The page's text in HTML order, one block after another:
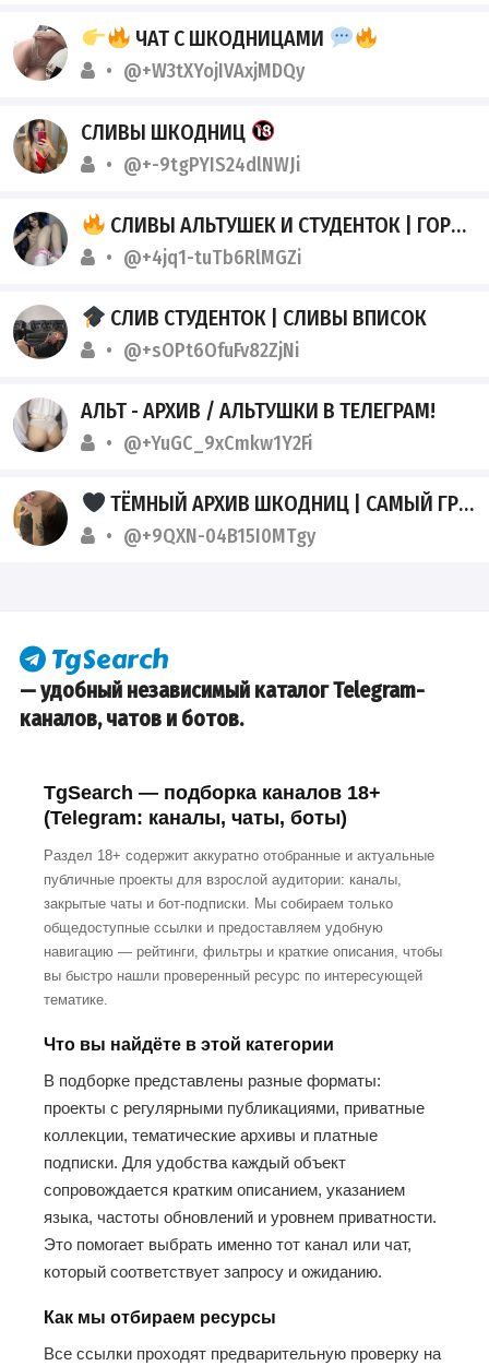
ЧАТ С ШКОДНИЦАМИ
@+W3tXYojIVAxjMDQy
СЛИВЫ ШКОДНИЦ
@+-9tgPYIS24dlNWJi
СЛИВЫ АЛЬТУШЕК И СТУДЕНТОК | ГОРЯЧИЕ НЮДСЫ
@+4jq1-tuTb6RlMGZi
СЛИВ СТУДЕНТОК | СЛИВЫ ВПИСОК
@+sOPt6OfuFv82ZjNi
АЛЬТ - АРХИВ / АЛЬТУШКИ В ТЕЛЕГРАМ!
@+YuGC_9xCmkw1Y2Fi
ТЁМНЫЙ АРХИВ ШКОДНИЦ | САМЫЙ ГРЯЗНЫЙ СЛИВ
@+9QXN-04B15I0MTgy
— удобный независимый каталог Telegram-
каналов, чатов и ботов.
TgSearch — подборка каналов 18+
(Telegram: каналы, чаты, боты)
Раздел 18+ содержит аккуратно отобранные и актуальные
публичные проекты для взрослой аудитории: каналы,
закрытые чаты и бот-подписки. Мы собираем только
общедоступные ссылки и предоставляем удобную
навигацию — рейтинги, фильтры и краткие описания, чтобы
вы быстро нашли проверенный ресурс по интересующей
тематике.
Что вы найдёте в этой категории
В подборке представлены разные форматы:
проекты с регулярными публикациями, приватные
коллекции, тематические архивы и платные
подписки. Для удобства каждый объект
сопровождается кратким описанием, указанием
языка, частоты обновлений и уровнем приватности.
Это помогает выбрать именно тот канал или чат,
который соответствует запросу и ожиданию.
Как мы отбираем ресурсы
Все ссылки проходят предварительную проверку на